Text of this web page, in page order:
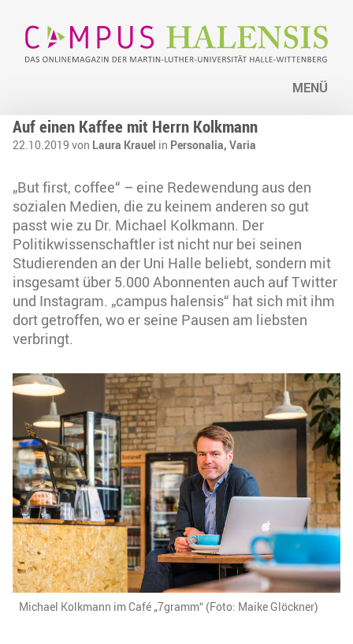
MENÜ
Auf einen Kaffee mit Herrn Kolkmann
22.10.2019 von Laura Krauel in Personalia, Varia
„But first, coffee“ – eine Redewendung aus den
sozialen Medien, die zu keinem anderen so gut
passt wie zu Dr. Michael Kolkmann. Der
Politikwissenschaftler ist nicht nur bei seinen
Studierenden an der Uni Halle beliebt, sondern mit
insgesamt über 5.000 Abonnenten auch auf Twitter
und Instagram. „campus halensis“ hat sich mit ihm
dort getroffen, wo er seine Pausen am liebsten
verbringt.
Michael Kolkmann im Café „7gramm“ (Foto: Maike Glöckner)